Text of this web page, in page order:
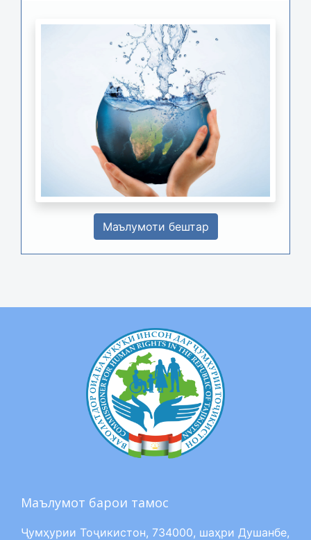
Маълумоти бештар
Маълумот барои тамос
Ҷумҳурии Тоҷикистон, 734000, шаҳри Душанбе,